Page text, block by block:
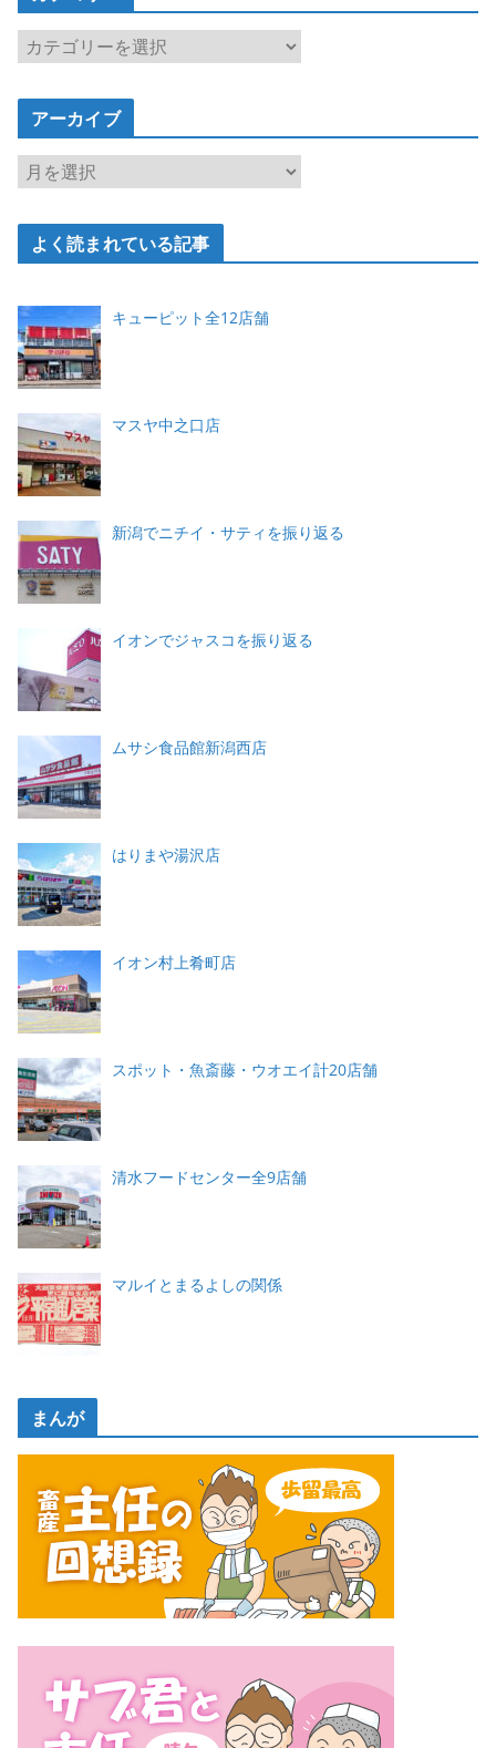
カ
ゴ
ー
アーカイブ
ア
カ
よく読まれている記事
キューピット全12店舗
マスヤ中之口店
新潟でニチイ・サティを振り返る
イオンでジャスコを振り返る
ムサシ食品館新潟西店
はりまや湯沢店
イオン村上肴町店
スポット・魚斎藤・ウオエイ計20店舗
清水フードセンター全9店舗
マルイとまるよしの関係
まんが